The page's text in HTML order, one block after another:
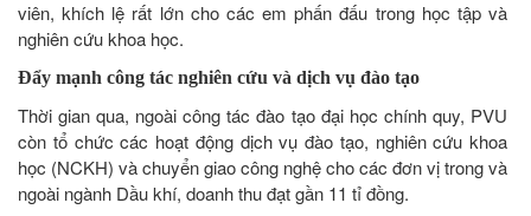
viên, khích lệ rất lớn cho các em phấn đấu trong học tập và
nghiên cứu khoa học.
Đẩy mạnh công tác nghiên cứu và dịch vụ đào tạo
Thời gian qua, ngoài công tác đào tạo đại học chính quy, PVU
còn tổ chức các hoạt động dịch vụ đào tạo, nghiên cứu khoa
học (NCKH) và chuyển giao công nghệ cho các đơn vị trong và
ngoài ngành Dầu khí, doanh thu đạt gần 11 tỉ đồng.